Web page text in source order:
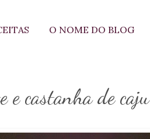
O NOME DO BLOG
e castanha de caju